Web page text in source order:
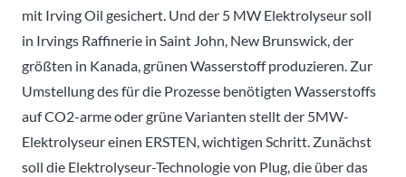
mit Irving Oil gesichert. Und der 5 MW Elektrolyseur soll
in Irvings Raffinerie in Saint John, New Brunswick, der
größten in Kanada, grünen Wasserstoff produzieren. Zur
Umstellung des für die Prozesse benötigten Wasserstoffs
auf CO2-arme oder grüne Varianten stellt der 5MW-
Elektrolyseur einen ERSTEN, wichtigen Schritt. Zunächst
soll die Elektrolyseur-Technologie von Plug, die über das